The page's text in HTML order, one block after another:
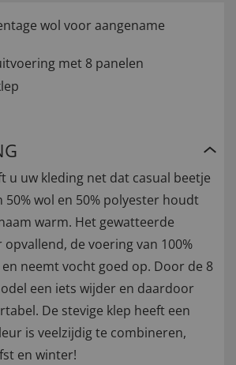
wol voor aangename
met 8 panelen
u uw kleding net dat casual beetje
50% wol en 50% polyester houdt
warm. Het gewatteerde
de voering van 100%
neemt vocht goed op. Door de 8
een iets wijder en daardoor
De stevige klep heeft een
is veelzijdig te combineren,
en winter!